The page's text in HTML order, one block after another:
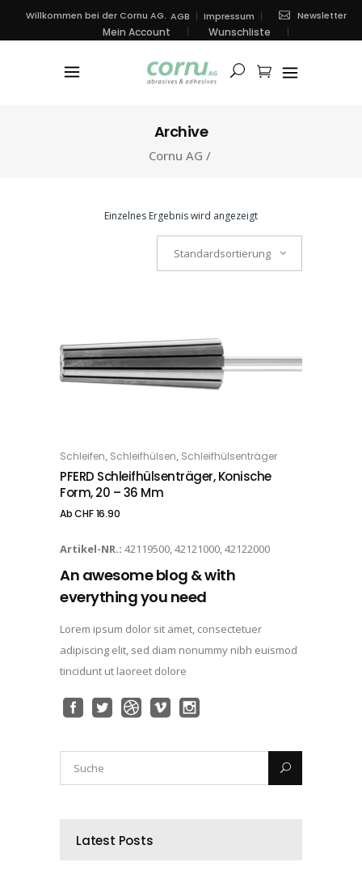
Willkommen bei der Cornu AG. AGB Impressum Newsletter
Mein Account Wunschliste
Archive
Cornu AG /
Einzelnes Ergebnis wird angezeigt
Standardsortierung
OPTIONS
Schleifen, Schleifhülsen, Schleifhülsenträger
PFERD Schleifhülsenträger, Konische
Form, 20 – 36 Mm
AbCHF16.90
Artikel-NR.: 42119500, 42121000, 42122000
An awesome blog & with
everything you need
Lorem ipsum dolor sit amet, consectetuer
adipiscing elit, sed diam nonummy nibh euismod
tincidunt ut laoreet dolore
Latest Posts